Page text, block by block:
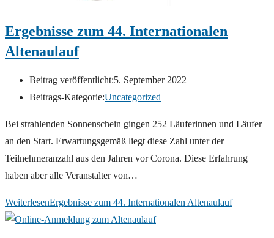
Ergebnisse zum 44. Internationalen
Altenaulauf
Beitrag veröffentlicht:5. September 2022
Beitrags-Kategorie:Uncategorized
Bei strahlenden Sonnenschein gingen 252 Läuferinnen und Läufer
an den Start. Erwartungsgemäß liegt diese Zahl unter der
Teilnehmeranzahl aus den Jahren vor Corona. Diese Erfahrung
haben aber alle Veranstalter von…
WeiterlesenErgebnisse zum 44. Internationalen Altenaulauf